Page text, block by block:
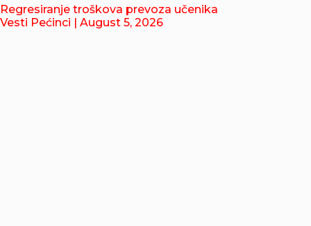
Regresiranje troškova prevoza učenika
Vesti Pećinci | August 5, 2026